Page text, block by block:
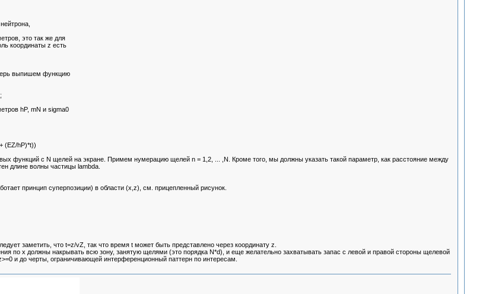
это так же для
координаты z есть
выпишем функцию
hP, mN и sigma0
(EZ/hP)*t))
функций с N щелей на экране. Примем нумерацию щелей n = 1,2, ... ,N. Кроме того, мы должны указать такой параметр, как расстояние между
длине волны частицы lambda.
принцип суперпозиции) в области (x,z), см. прицепленный рисунок.
заметить, что t=z/vZ, так что время t может быть представлено через координату z.
по х должны накрывать всю зону, занятую щелями (это порядка N*d), и еще желательно захватывать запас с левой и правой стороны щелевой
и до черты, ограничивающей интерференционный паттерн по интересам.